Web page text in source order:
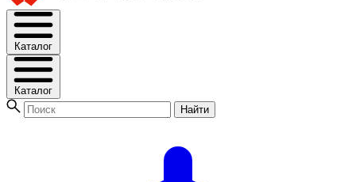
Каталог
Каталог
Найти